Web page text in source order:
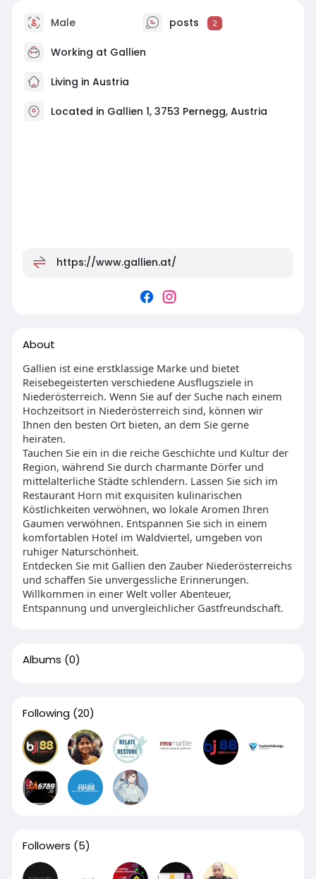
Male posts 2
Working at Gallien
Living in Austria
Located in Gallien 1, 3753 Pernegg, Austria
https://www.gallien.at/
About
Gallien ist eine erstklassige Marke und bietet
Reisebegeisterten verschiedene Ausflugsziele in
Niederösterreich. Wenn Sie auf der Suche nach einem
Hochzeitsort in Niederösterreich sind, können wir
Ihnen den besten Ort bieten, an dem Sie gerne
heiraten.
Tauchen Sie ein in die reiche Geschichte und Kultur der
Region, während Sie durch charmante Dörfer und
mittelalterliche Städte schlendern. Lassen Sie sich im
Restaurant Horn mit exquisiten kulinarischen
Köstlichkeiten verwöhnen, wo lokale Aromen Ihren
Gaumen verwöhnen. Entspannen Sie sich in einem
komfortablen Hotel im Waldviertel, umgeben von
ruhiger Naturschönheit.
Entdecken Sie mit Gallien den Zauber Niederösterreichs
und schaffen Sie unvergessliche Erinnerungen.
Willkommen in einer Welt voller Abenteuer,
Entspannung und unvergleichlicher Gastfreundschaft.
Albums (0)
Following (20)
Followers (5)